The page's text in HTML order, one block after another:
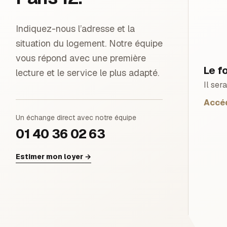
Indiquez-nous l’adresse et la
situation du logement. Notre équipe
vous répond avec une première
lecture et le service le plus adapté.
Un échange direct avec notre équipe
01 40 36 02 63
Estimer mon loyer →
Le
Il